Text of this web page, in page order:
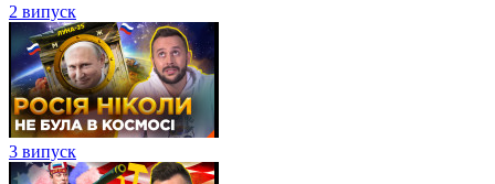
2 випуск
3 випуск